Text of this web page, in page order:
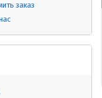
заказ